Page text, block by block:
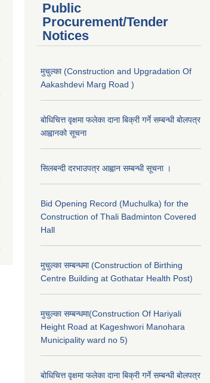
Public
Procurement/Tender
Notices
मुचुल्का (Construction and Upgradation Of
Aakashdevi Marg Road )
बोधिचित्त वृक्षमा फलेका दाना बिक्री गर्ने सम्बन्धी बोलपत्र
आह्वानको सूचना
सिलबन्दी दरभाउपत्र आह्वान सम्बन्धी सूचना ।
Bid Opening Record (Muchulka) for the
Construction of Thali Badminton Covered
Hall
मुचुल्का सम्बन्धमा (Construction of Birthing
Centre Building at Gothatar Health Post)
मुचुल्का सम्बन्धमा(Construction Of Hariyali
Height Road at Kageshwori Manohara
Municipality ward no 5)
बोधिचित्त वृक्षमा फलेका दाना बिक्री गर्ने सम्बन्धी बोलपत्र